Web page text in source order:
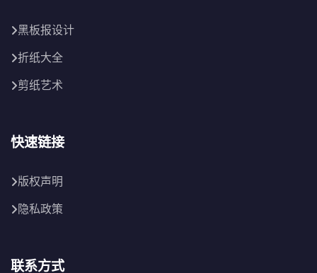
黑板报设计
折纸大全
剪纸艺术
快速链接
版权声明
隐私政策
联系方式